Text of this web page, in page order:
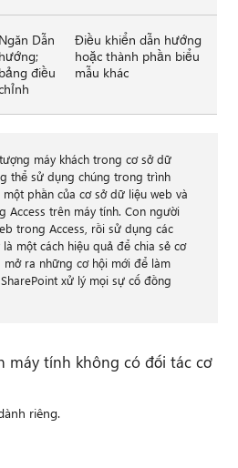
Ngăn Dẫn
hướng;
bảng điều
Điều khiển dẫn hướng
hoặc thành phần biểu
mẫu khác
máy khách trong cơ sở dữ
thể sử dụng chúng trong trình
phần của cơ sở dữ liệu web và
Access trên máy tính. Con người
trong Access, rồi sử dụng các
một cách hiệu quả để chia sẻ cơ
ra những cơ hội mới để làm
xử lý mọi sự cố đồng
máy tính không có đối tác cơ
riêng.